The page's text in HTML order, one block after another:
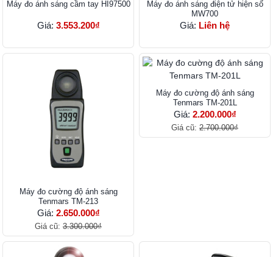
Máy đo ánh sáng cầm tay HI97500
Giá: 3.553.200₫
Máy đo ánh sáng điện tử hiện số
MW700
Giá: Liên hệ
Máy đo cường độ ánh sáng
Tenmars TM-213
Giá: 2.650.000₫
Giá cũ: 3.300.000₫
Máy đo cường độ ánh sáng
Tenmars TM-201L
Giá: 2.200.000₫
Giá cũ: 2.700.000₫